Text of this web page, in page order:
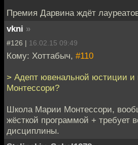
Премия Дарвина ждёт
vkni »
#126 | 16.02.15 09:49
Кому: Хоттабыч, #110
> Адепт ювенальной юстиции
Монтессори?
Школа Марии Монтессори,
жёсткой программой + требует
дисциплины.